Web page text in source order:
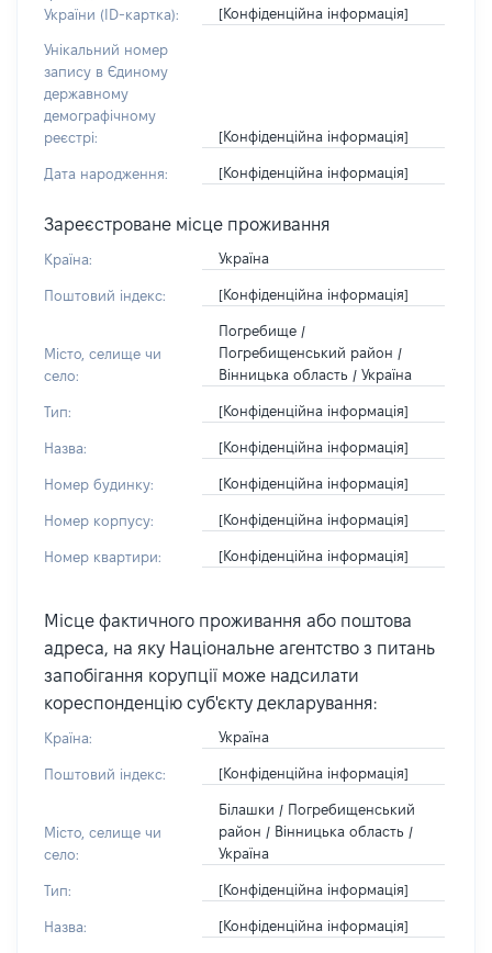
України (ID-картка):
[Конфіденційна інформація]
Унікальний номер
запису в Єдиному
державному
демографічному
реєстрі:
[Конфіденційна інформація]
Дата народження: [Конфіденційна інформація]
Зареєстроване місце проживання
Країна: Україна
Поштовий індекс: [Конфіденційна інформація]
Місто, селище чи
село:
Погребище /
Погребищенський район /
Вінницька область / Україна
Тип: [Конфіденційна інформація]
Назва: [Конфіденційна інформація]
Номер будинку: [Конфіденційна інформація]
Номер корпусу: [Конфіденційна інформація]
Номер квартири: [Конфіденційна інформація]
Місце фактичного проживання або поштова
адреса, на яку Національне агентство з питань
запобігання корупції може надсилати
кореспонденцію суб'єкту декларування:
Країна: Україна
Поштовий індекс: [Конфіденційна інформація]
Місто, селище чи
село:
Білашки / Погребищенський
район / Вінницька область /
Україна
Тип: [Конфіденційна інформація]
Назва: [Конфіденційна інформація]